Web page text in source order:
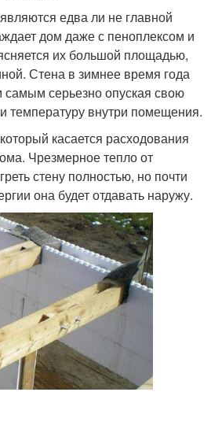
едва ли не главной
дом даже с пеноплексом и
их большой площадью,
Стена в зимнее время года
самым серьезно опуская свою
температуру внутри помещения.
касается расходования
Чрезмерное тепло от
стену полностью, но почти
она будет отдавать наружу.